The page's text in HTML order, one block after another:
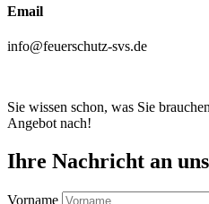
Email
info@feuerschutz-svs.de
Sie wissen schon, was Sie
Angebot nach!
Ihre Nachricht an uns
Vorname